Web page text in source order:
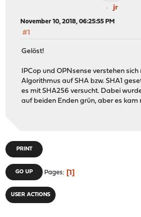
jr
November 10, 2018, 06:25:55 PM
#1
Gelöst!
IPCop und OPNsense verstehen
Algorithmus auf SHA bzw. SHA1
es mit SHA256 versucht. Dabei
auf beiden Enden grün, aber es kam
PRINT
GO UP Pages 1
USER ACTIONS